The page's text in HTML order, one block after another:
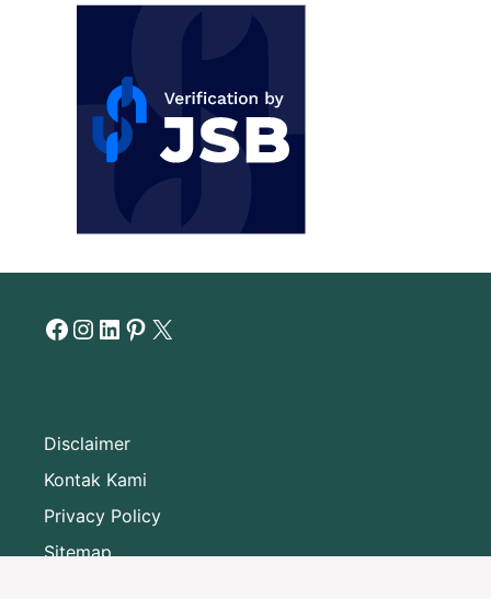
Facebook
Instagram
LinkedIn
Pinterest
X
Disclaimer
Kontak Kami
Privacy Policy
Sitemap